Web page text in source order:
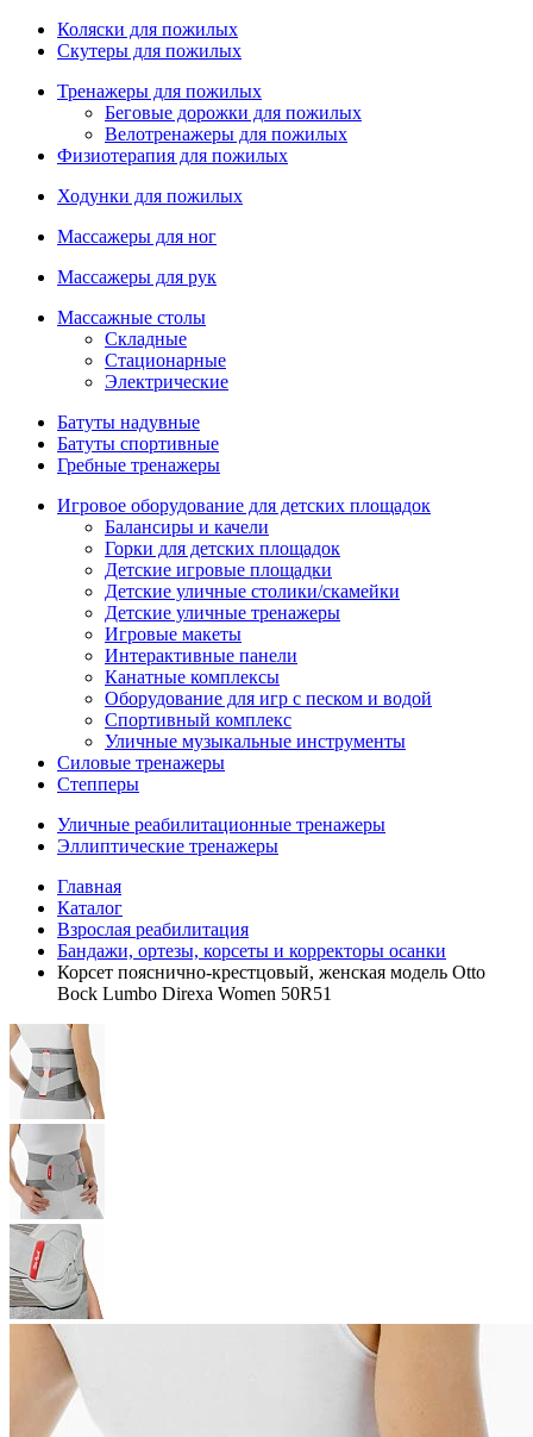
Коляски для пожилых
Скутеры для пожилых
Тренажеры для пожилых
Беговые дорожки для пожилых
Велотренажеры для пожилых
Физиотерапия для пожилых
Ходунки для пожилых
Массажеры для ног
Массажеры для рук
Массажные столы
Складные
Стационарные
Электрические
Батуты надувные
Батуты спортивные
Гребные тренажеры
Игровое оборудование для детских площадок
Балансиры и качели
Горки для детских площадок
Детские игровые площадки
Детские уличные столики/скамейки
Детские уличные тренажеры
Игровые макеты
Интерактивные панели
Канатные комплексы
Оборудование для игр с песком и водой
Спортивный комплекс
Уличные музыкальные инструменты
Силовые тренажеры
Степперы
Уличные реабилитационные тренажеры
Эллиптические тренажеры
Главная
Каталог
Взрослая реабилитация
Бандажи, ортезы, корсеты и корректоры осанки
Корсет пояснично-крестцовый, женская модель Otto
Bock Lumbo Direxa Women 50R51